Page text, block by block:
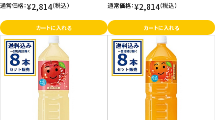
通常価格：¥2,814（税込）
カートに入れる
通常価格：¥2,814（税込）
カートに入れる